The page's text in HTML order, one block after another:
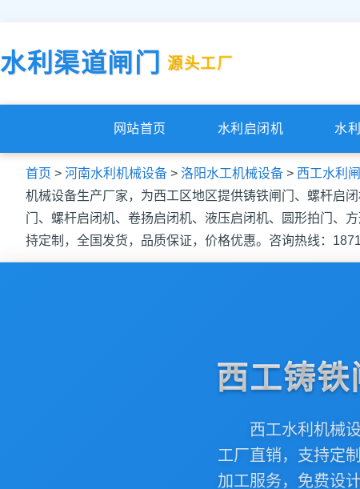
水利渠道闸门 源头工厂
网站首页 水利启闭机 水
首页 > 河南水利机械设备 > 洛阳水工机械设备 > 西工水利
机械设备生产厂家，为西工区地区提供铸铁闸门、螺杆启
门、螺杆启闭机、卷扬启闭机、液压启闭机、圆形拍门、
持定制，全国发货，品质保证，价格优惠。咨询热线：
西工铸
西工水利机械
工厂直销，支持定
加工服务，免费设